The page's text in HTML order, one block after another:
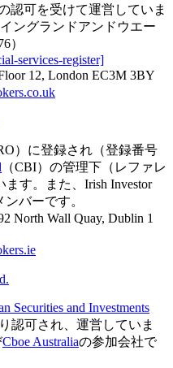
認可を受けて運営していま
ングランドアンドウエー
）
services-register]
12, London EC3M 3BY
）に登録され（登録番号
（CBI）の管理下（レファレ
す。また、Irish Investor
ンバーです。
North Wall Quay, Dublin 1
Securities and Investments
認可され、運営していま
Cboe Australiaの参加会社で